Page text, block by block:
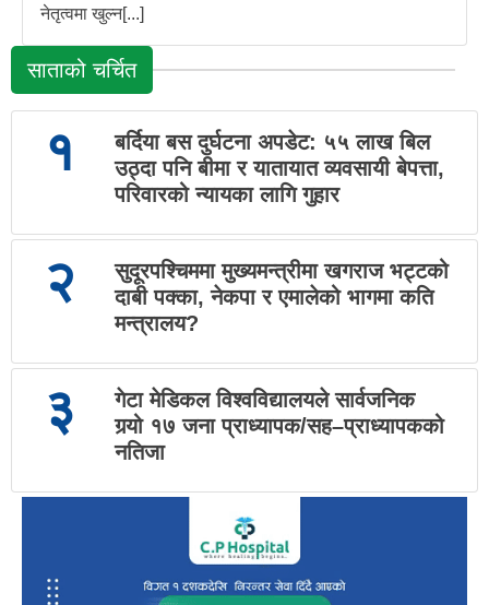
नेतृत्वमा खुल्न[...]
साताको चर्चित
१
बर्दिया बस दुर्घटना अपडेट: ५५ लाख बिल
उठ्दा पनि बीमा र यातायात व्यवसायी बेपत्ता,
परिवारको न्यायका लागि गुहार
२
सुदूरपश्चिममा मुख्यमन्त्रीमा खगराज भट्टको
दाबी पक्का, नेकपा र एमालेको भागमा कति
मन्त्रालय?
३
गेटा मेडिकल विश्वविद्यालयले सार्वजनिक
गर्‍यो १७ जना प्राध्यापक/सह–प्राध्यापकको
नतिजा